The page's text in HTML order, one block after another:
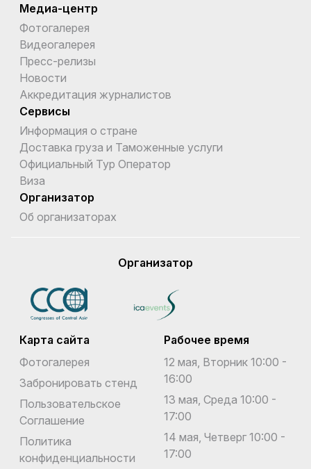
Медиа-центр
Фотогалерея
Видеогалерея
Пресс-релизы
Новости
Аккредитация журналистов
Сервисы
Информация о стране
Доставка груза и Таможенные услуги
Официальный Тур Оператор
Виза
Организатор
Об организаторах
Организатор
Карта сайта
Фотогалерея
Забронировать стенд
Пользовательское
Соглашение
Политика
конфиденциальности
Рабочее время
12 мая, Вторник 10:00 -
16:00
13 мая, Среда 10:00 -
17:00
14 мая, Четверг 10:00 -
17:00